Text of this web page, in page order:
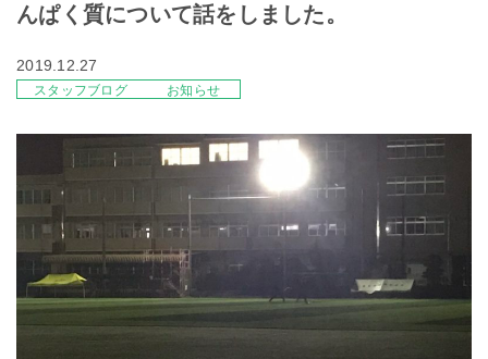
んぱく質について話をしました。
2019.12.27
スタッフブログ お知らせ